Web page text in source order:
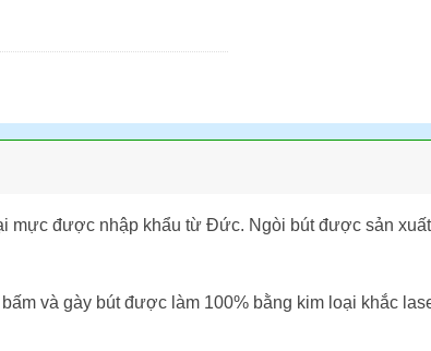
mực được nhập khẩu từ Đức. Ngòi bút được sản
và gày bút được làm 100% bằng kim loại khắc